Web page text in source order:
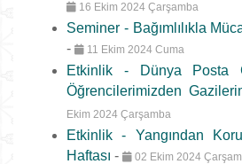
16 Ekim 2024 Çarşamba
Seminer - Bağımlılıkla
-
11 Ekim 2024 Cuma
Etkinlik - Dünya Posta
Öğrencilerimizden
Ekim 2024 Çarşamba
Etkinlik - Yangından
Haftası - 02 Ekim 2024